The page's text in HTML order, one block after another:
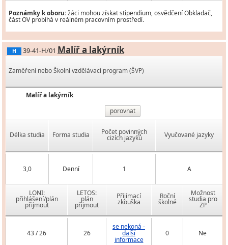
Poznámky k oboru:žáci mohou získat stipendium, osvědčení Obkladač,
část OV probíhá v reálném pracovním prostředí.
H 39-41-H/01 Malíř a lakýrník
Zaměření nebo Školní vzdělávací program (ŠVP)
Malíř a lakýrník
porovnat
Délka studia Forma studia Počet povinných
cizích jazyků Vyučované jazyky
3,0 Denní 1 A
LONI:
přihlášení/plán
přijmout
LETOS:
plán
přijmout
Přijímací
zkouška
Roční
školné
Možnost
studia pro
ZP
43 / 26 26
se nekoná -
další
informace
0 Ne